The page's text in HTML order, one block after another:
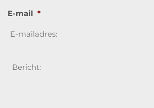
E-mail *
Bericht